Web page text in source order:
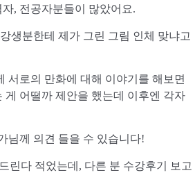
, 전공자분들이 많았어요.
생분한테 제가 그린 그림 인체 맞냐고
서로의 만화에 대해 이야기를 해보면
어떨까 제안을 했는데 이후엔 각자
님께 의견 들을 수 있습니다!
린다 적었는데, 다른 분 수강후기 보고